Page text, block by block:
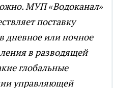
МУП «Водоканал»
поставку
дневное или ночное
в разводящей
глобальные
управляющей